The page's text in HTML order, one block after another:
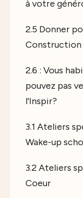
à votre
2.5 Donner
Construction
2.6 : Vous
pouvez pas
l'Inspir?
3.1 Ateliers
Wake-up
3.2 Ateliers
Coeur